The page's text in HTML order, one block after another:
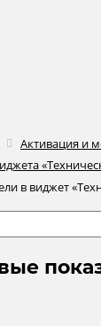
Активация и
в виджет